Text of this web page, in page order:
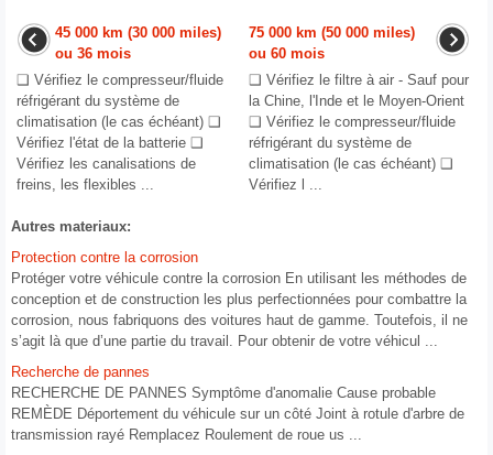
45 000 km (30 000 miles)
ou 36 mois
❑ Vérifiez le compresseur/fluide
réfrigérant du système de
climatisation (le cas échéant) ❑
Vérifiez l'état de la batterie ❑
Vérifiez les canalisations de
freins, les flexibles ...
75 000 km (50 000 miles)
ou 60 mois
❑ Vérifiez le filtre à air - Sauf pour
la Chine, l'Inde et le Moyen-Orient
❑ Vérifiez le compresseur/fluide
réfrigérant du système de
climatisation (le cas échéant) ❑
Vérifiez l ...
Autres materiaux:
Protection contre la corrosion
Protéger votre véhicule contre la corrosion En utilisant les méthodes de
conception et de construction les plus perfectionnées pour combattre la
corrosion, nous fabriquons des voitures haut de gamme. Toutefois, il ne
s’agit là que d’une partie du travail. Pour obtenir de votre véhicul ...
Recherche de pannes
RECHERCHE DE PANNES Symptôme d'anomalie Cause probable
REMÈDE Déportement du véhicule sur un côté Joint à rotule d'arbre de
transmission rayé Remplacez Roulement de roue us ...